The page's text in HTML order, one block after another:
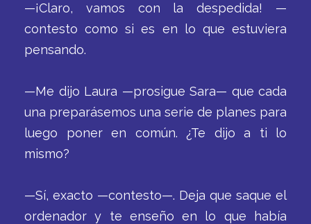
—¡Claro, vamos con la despedida! —
contesto como si es en lo que estuviera
pensando.
—Me dijo Laura —prosigue Sara— que cada
una preparásemos una serie de planes para
luego poner en común. ¿Te dijo a ti lo
mismo?
—Sí, exacto —contesto—. Deja que saque el
ordenador y te enseño en lo que había